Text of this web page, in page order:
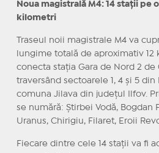
Noua magistrală M4: 14 stații pe
kilometri
Traseul noii magistrale M4 va
lungime totală de aproximativ 12
conecta stația Gara de Nord 2 de
traversând sectoarele 1, 4 și 5
comuna Jilava din județul Ilfov.
se numără: Știrbei Vodă, Bogdan
Uranus, Chirigiu, Filaret, Eroii
Fiecare dintre cele 14 stații va fi